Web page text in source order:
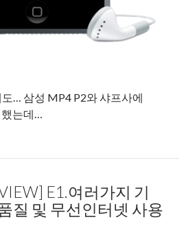
… 삼성 MP4 P2와 샤프사에
는데…
E1.여러가지 기
질 및 무선인터넷 사용